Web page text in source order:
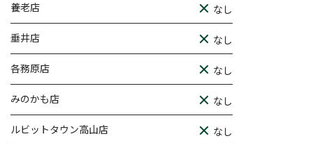
養老店 なし
垂井店 なし
各務原店 なし
みのかも店 なし
ルビットタウン高山店 なし